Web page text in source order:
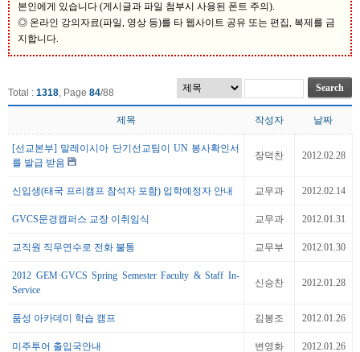
본인에게 있습니다 (게시글과 파일 첨부시 사용된 폰트 주의).
◎ 온라인 강의자료(파일, 영상 등)를 타 웹사이트 공유 또는 편집, 복제를 금
지합니다.
Total : 1318, Page 84/88
제목 작성자 날짜
[선교본부] 말레이시아 단기선교팀이 UN 봉사확인서
를 발급 받음
장덕찬 2012.02.28
신입생(태국 프리캠프 참석자 포함) 입학예정자 안내 교무과 2012.02.14
GVCS문경캠퍼스 교장 이취임식 교무과 2012.01.31
교직원 직무연수로 전화 불통 교무부 2012.01.30
2012 GEM·GVCS Spring Semester Faculty & Staff In-
Service
신승찬 2012.01.28
품성 아카데미 학습 캠프 김봉조 2012.01.26
미주투어 출입국안내 변영화 2012.01.26